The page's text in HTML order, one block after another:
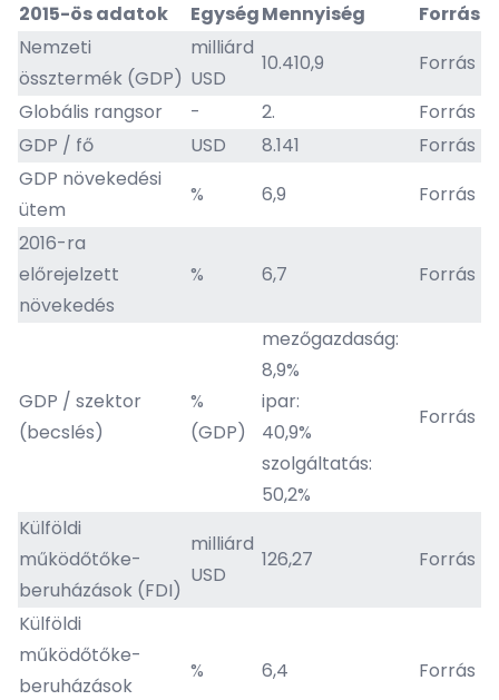
2015-ös adatok
EgységMennyiség
Forrás
Nemzeti
össztermék (GDP)
milliárd
USD
10.410,9
Forrás
Globális rangsor
- 2.
Forrás
GDP / fő
USD 8.141
Forrás
GDP növekedési
ütem
% 6,9
Forrás
2016-ra
előrejelzett
növekedés
% 6,7 Forrás
GDP / szektor
(becslés)
%
(GDP)
mezőgazdaság:
8,9%
ipar:
40,9%
szolgáltatás:
50,2%
Forrás
Külföldi
működőtőke-
beruházások (FDI)
milliárd
USD
126,27 Forrás
Külföldi
működőtőke-
beruházások
% 6,4 Forrás